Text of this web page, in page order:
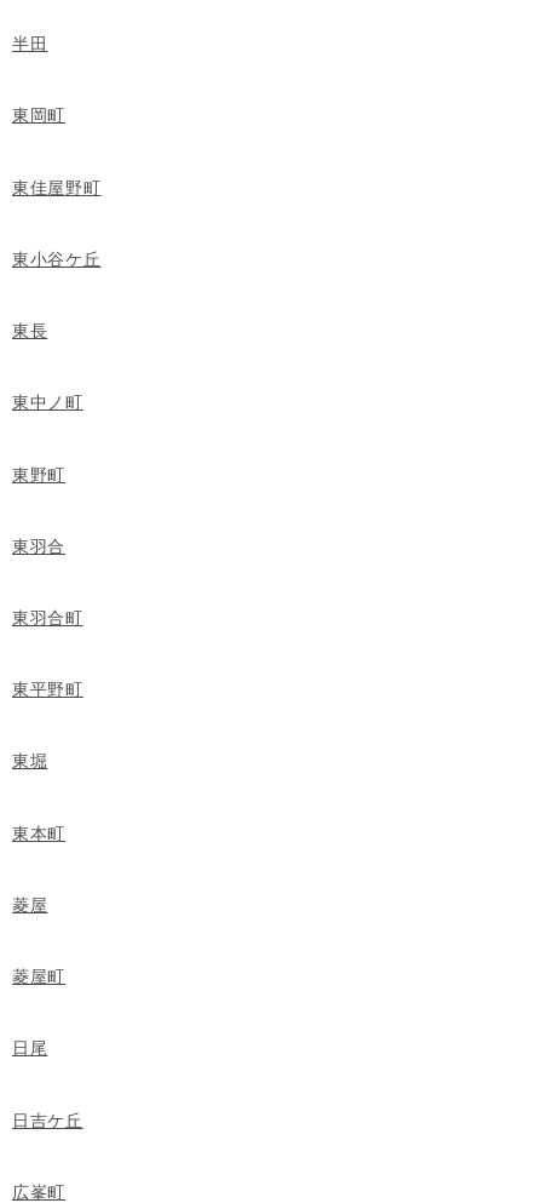
半田
東岡町
東佳屋野町
東小谷ケ丘
東長
東中ノ町
東野町
東羽合
東羽合町
東平野町
東堀
東本町
菱屋
菱屋町
日尾
日吉ケ丘
広峯町